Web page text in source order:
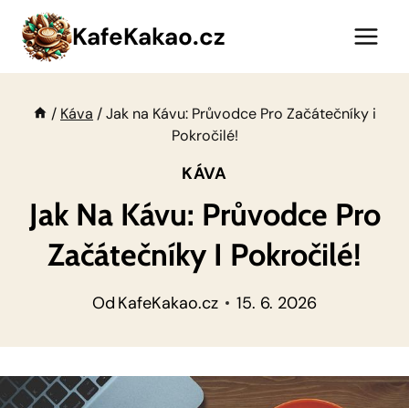
Přeskočit
obsah
KafeKakao.cz
/ Káva /Jak na Kávu: Průvodce Pro Začátečníky i
Pokročilé!
KÁVA
Jak Na Kávu: Průvodce Pro
Začátečníky I Pokročilé!
Od KafeKakao.cz 15. 6. 2026